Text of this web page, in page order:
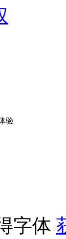
验
字体